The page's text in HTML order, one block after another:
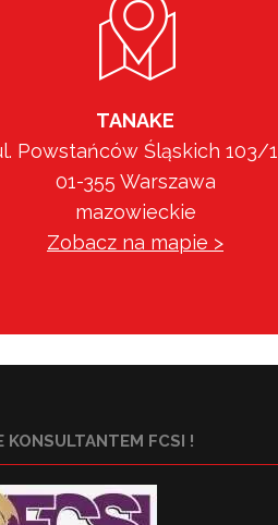
TANAKE
Powstańców Śląskich 103/1
01-355 Warszawa
mazowieckie
Zobacz na mapie >
KONSULTANTEM FCSI !